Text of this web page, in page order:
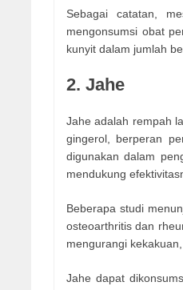
Sebagai catatan,
mengonsumsi obat
kunyit dalam jumlah
2. Jahe
Jahe adalah rempah
gingerol, berperan
digunakan dalam
mendukung
Beberapa studi
osteoarthritis dan
mengurangi
Jahe dapat